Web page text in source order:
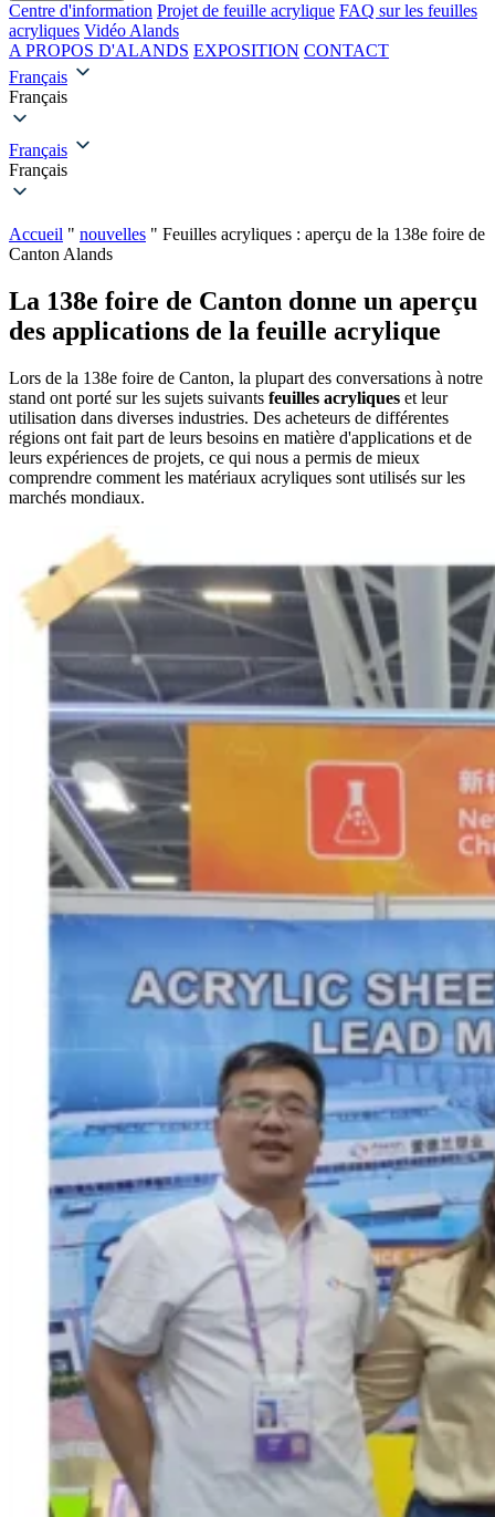
Centre d'information Projet de feuille acrylique FAQ sur les feuilles
acryliques Vidéo Alands
A PROPOS D'ALANDS EXPOSITION CONTACT
Français
Français
Français
Français
Accueil " nouvelles " Feuilles acryliques : aperçu de la 138e foire de
Canton Alands
La 138e foire de Canton donne un aperçu
des applications de la feuille acrylique
Lors de la 138e foire de Canton, la plupart des conversations à notre
stand ont porté sur les sujets suivants feuilles acryliques et leur
utilisation dans diverses industries. Des acheteurs de différentes
régions ont fait part de leurs besoins en matière d'applications et de
leurs expériences de projets, ce qui nous a permis de mieux
comprendre comment les matériaux acryliques sont utilisés sur les
marchés mondiaux.